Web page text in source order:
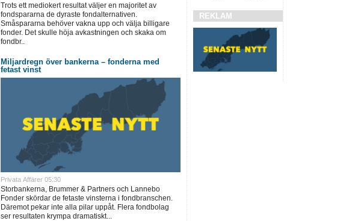
Trots ett mediokert resultat väljer en majoritet av
fondspararna de dyraste fondalternativen.
Småspararna behöver vakna upp och välja billigare
fonder. Det skulle höja avkastningen och skaka om
fondbr..
Miljardregn över bankerna – fonderna med
fetast vinst
Privata Affärer 05:30
Storbankerna, Brummer & Partners och Lannebo
Fonder skördar de fetaste vinsterna i fondbranschen.
Däremot pekar inte alla pilar uppåt. Flera fondbolag
ser resultaten krympa dramatiskt...
REKLAM